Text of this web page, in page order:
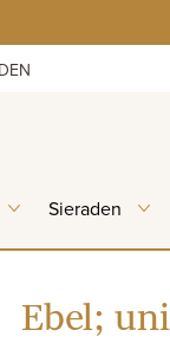
Sieraden
Ebel;